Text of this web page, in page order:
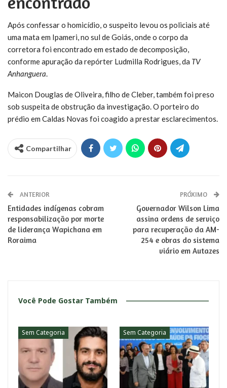
Após confessar o homicídio, o suspeito levou os policiais até
uma mata em Ipameri, no sul de Goiás, onde o corpo da
corretora foi encontrado em estado de decomposição,
conforme apuração da repórter Ludmilla Rodrigues, da TV
Anhanguera.
Maicon Douglas de Oliveira, filho de Cleber, também foi preso
sob suspeita de obstrução da investigação. O porteiro do
prédio em Caldas Novas foi coagido a prestar esclarecimentos.
Compartilhar
ANTERIOR
Entidades indígenas cobram
responsabilização por morte
de liderança Wapichana em
Roraima
PRÓXIMO
Governador Wilson Lima
assina ordens de serviço
para recuperação da AM-
254 e obras do sistema
viário em Autazes
Você Pode Gostar Também
Sem Categoria Sem Categoria